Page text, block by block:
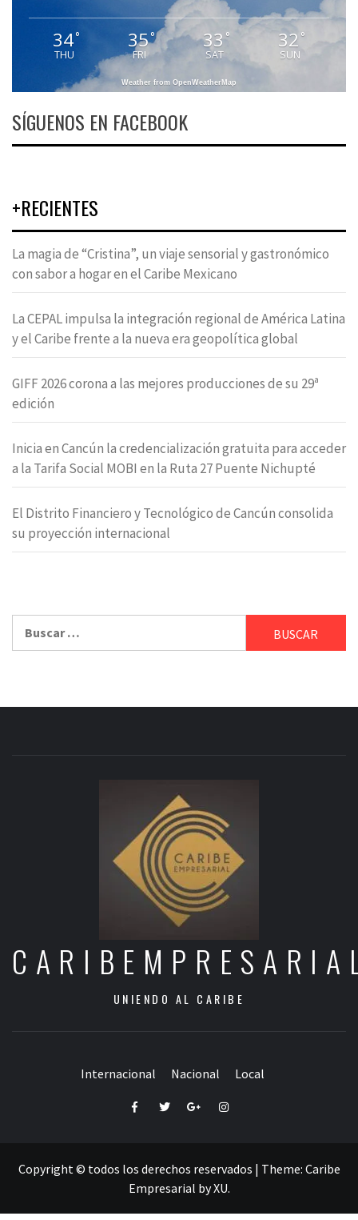
34°
THU
35°
FRI
33 °
SAT
32 °
SUN
Weather from OpenWeatherMap
SÍGUENOS EN FACEBOOK
+RECIENTES
La magia de “Cristina”, un viaje sensorial y gastronómico
con sabor a hogar en el Caribe Mexicano
La CEPAL impulsa la integración regional de América Latina
y el Caribe frente a la nueva era geopolítica global
GIFF 2026 corona a las mejores producciones de su 29ª
edición
Inicia en Cancún la credencialización gratuita para acceder
a la Tarifa Social MOBI en la Ruta 27 Puente Nichupté
El Distrito Financiero y Tecnológico de Cancún consolida
su proyección internacional
UNIENDO AL CARIBE
Internacional Nacional Local
FacebookTwitterGoogle+Instagram
Copyright © todos los derechos reservados | Theme: Caribe
Empresarial byXU.